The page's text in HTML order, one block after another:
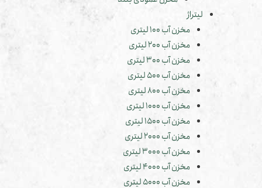
لیتراژ
مخزن آب 100 لیتری
مخزن آب 200 لیتری
مخزن آب 300 لیتری
مخزن آب 500 لیتری
مخزن آب 800 لیتری
مخزن آب 1000 لیتری
مخزن آب 1500 لیتری
مخزن آب 2000 لیتری
مخزن آب 3000 لیتری
مخزن آب 4000 لیتری
مخزن آب 5000 لیتری